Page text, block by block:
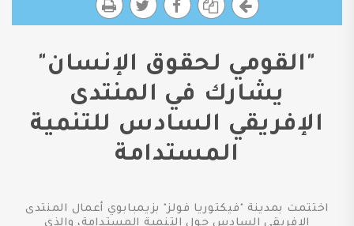
"القومي لحقوق الإنسان"
يشارك في المنتدى
الإفريقي السادس للتنمية
المستدامة
اختتمت بمدينة "فيكتوريا فولز" بزيمبابوي أعمال المنتدى
الإفريقي السادس حول التنمية المستدامة، والذي